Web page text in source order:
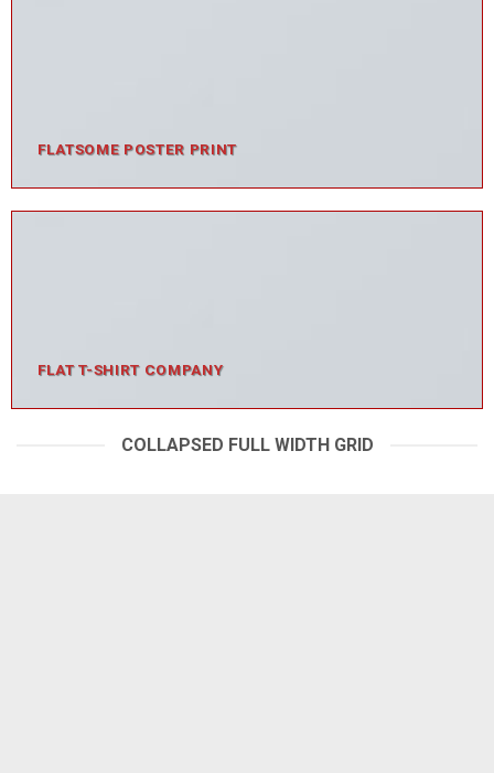
FLATSOME POSTER PRINT
FLAT T-SHIRT COMPANY
COLLAPSED FULL WIDTH GRID